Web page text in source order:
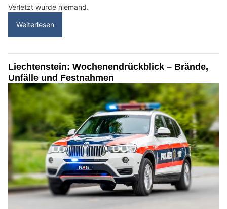
Verletzt wurde niemand.
Weiterlesen
Liechtenstein: Wochenendrückblick – Brände,
Unfälle und Festnahmen